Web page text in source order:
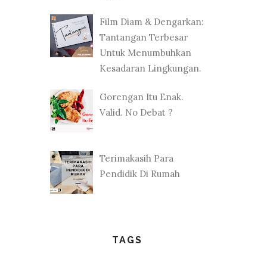
Film Diam & Dengarkan:
Tantangan Terbesar
Untuk Menumbuhkan
Kesadaran Lingkungan.
Gorengan Itu Enak.
Valid. No Debat ?
Terimakasih Para
Pendidik Di Rumah
TAGS